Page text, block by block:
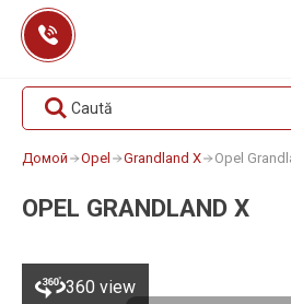
Перейти
содержанию
Caută
Домой Opel Grandland X Opel
OPEL GRANDLAND X
360 view